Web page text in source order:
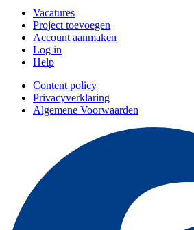
Vacatures
Project toevoegen
Account aanmaken
Log in
Help
Content policy
Privacyverklaring
Algemene Voorwaarden